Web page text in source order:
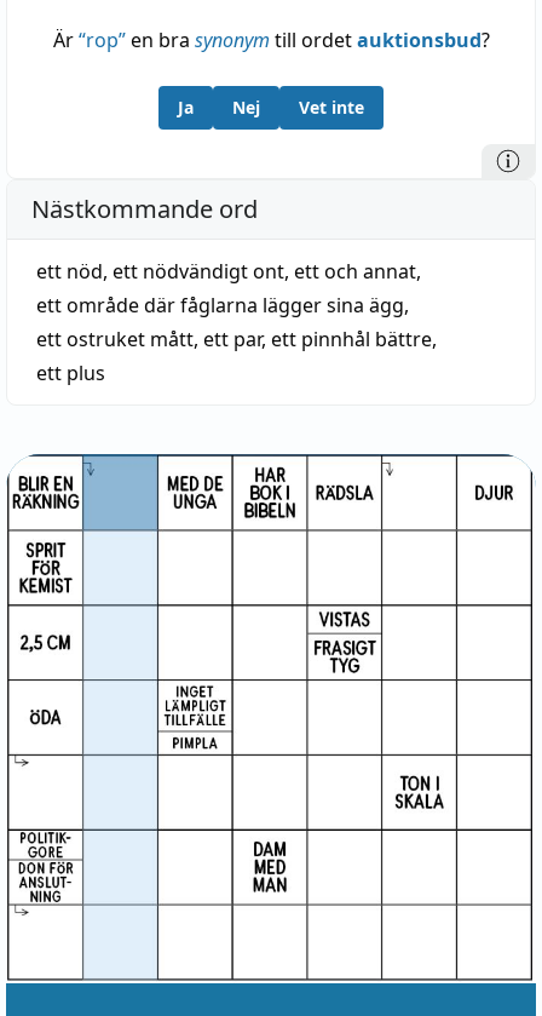
Är“rop”en bra synonym till ordetauktionsbud?
Ja Nej Vet inte
Nästkommande ord
ett nöd, ett nödvändigt ont, ett och annat,
ett område där fåglarna lägger sina ägg,
ett ostruket mått, ett par, ett pinnhål bättre,
ett plus